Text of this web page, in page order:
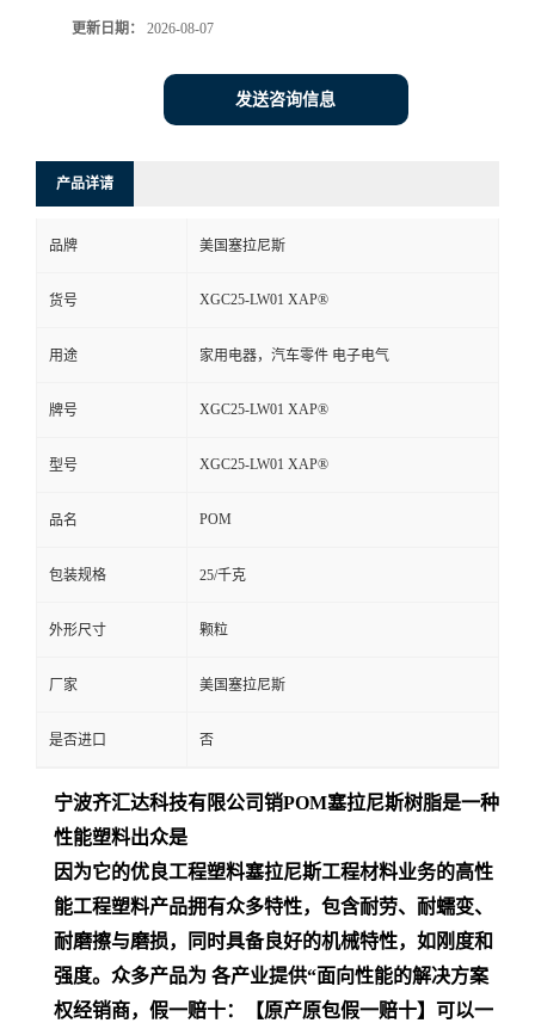
更新日期： 2026-08-07
发送咨询信息
产品详请
品牌 美国塞拉尼斯
货号 XGC25-LW01 XAP®
用途 家用电器，汽车零件 电子电气
牌号 XGC25-LW01 XAP®
型号 XGC25-LW01 XAP®
品名 POM
包装规格 25/千克
外形尺寸 颗粒
厂家 美国塞拉尼斯
是否进口 否
宁波齐汇达科技有限公司销POM塞拉尼斯树脂是一种
性能塑料出众是
因为它的优良工程塑料塞拉尼斯工程材料业务的高性
能工程塑料产品拥有众多特性，包含耐劳、耐蠕变、
耐磨擦与磨损，同时具备良好的机械特性，如刚度和
强度。众多产品为 各产业提供“面向性能的解决方案
权经销商，假一赔十：【原产原包假一赔十】可以一